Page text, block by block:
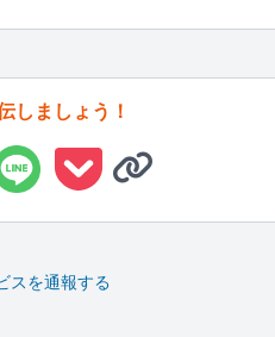
しましょう！
スを通報する